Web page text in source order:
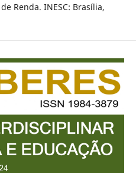
Renda. INESC: Brasília,